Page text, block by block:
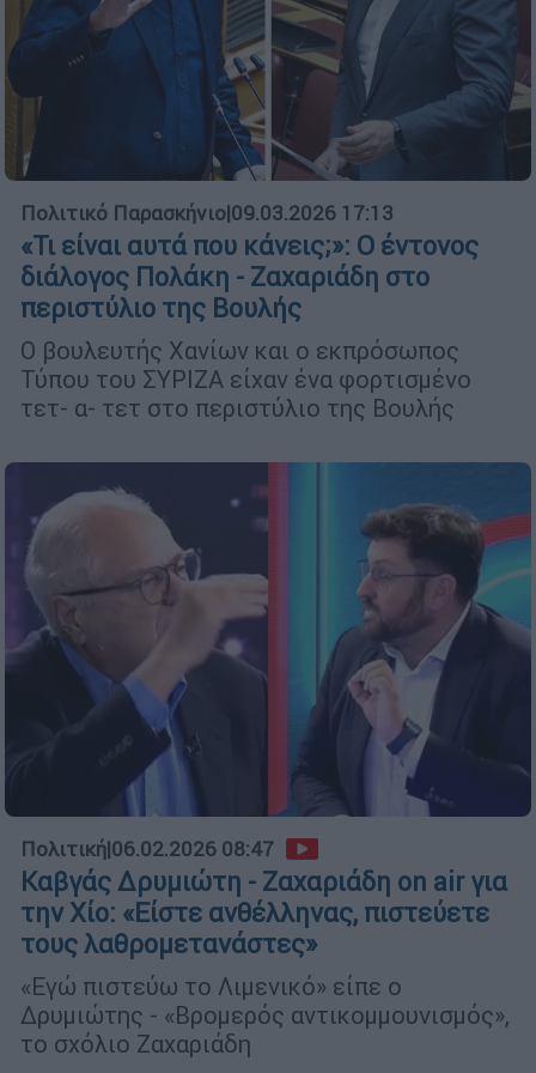
Πολιτικό Παρασκήνιο|09.03.2026 17:13
«Τι είναι αυτά που κάνεις;»: Ο έντονος
διάλογος Πολάκη - Ζαχαριάδη στο
περιστύλιο της Βουλής
Ο βουλευτής Χανίων και ο εκπρόσωπος
Τύπου του ΣΥΡΙΖΑ είχαν ένα φορτισμένο
τετ- α- τετ στο περιστύλιο της Βουλής
Πολιτική|06.02.2026 08:47
Καβγάς Δρυμιώτη - Ζαχαριάδη on air για
την Χίο: «Είστε ανθέλληνας, πιστεύετε
τους λαθρομετανάστες»
«Εγώ πιστεύω το Λιμενικό» είπε ο
Δρυμιώτης - «Βρομερός αντικομμουνισμός»,
το σχόλιο Ζαχαριάδη